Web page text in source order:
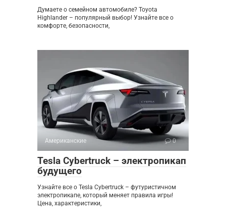
Думаете о семейном автомобиле? Toyota
Highlander – популярный выбор! Узнайте все о
комфорте, безопасности,
Американские 0
Tesla Cybertruck – электропикап
будущего
Узнайте все о Tesla Cybertruck – футуристичном
электропикапе, который меняет правила игры!
Цена, характеристики,